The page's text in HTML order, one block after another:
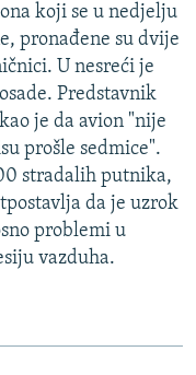
koji se u nedjelju
pronađene su dvije
U nesreći je
Predstavnik
je da avion "nije
prošle sedmice".
stradalih putnika,
da je uzrok
problemi u
vazduha.